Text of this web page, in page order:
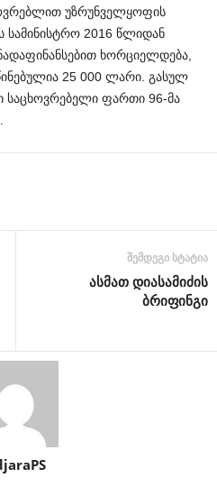
უზრუნველყოფის
სამინისტრო 2016 წლიდან
ხორციელდება,
25 000 ლარი. გასულ
ფართი 96-მა
შემდეგი სტატია
ასმათ დიასამიძის
ბრიფინგი